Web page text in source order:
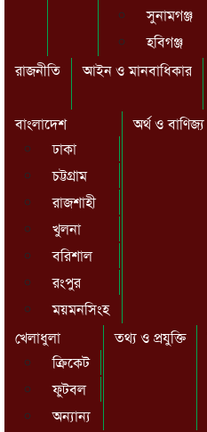
সুনামগঞ্জ
হবিগঞ্জ
রাজনীতি আইন ও মানবাধিকার
বাংলাদেশ
ঢাকা
চট্টগ্রাম
রাজশাহী
খুলনা
বরিশাল
রংপুর
ময়মনসিংহ
অর্থ ও বাণিজ্য
খেলাধুলা
ক্রিকেট
ফুটবল
অন্যান্য
তথ্য ও প্রযুক্তি